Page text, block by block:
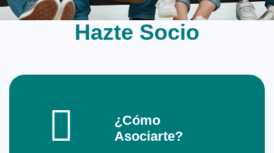
Hazte Socio
¿Cómo
Asociarte?